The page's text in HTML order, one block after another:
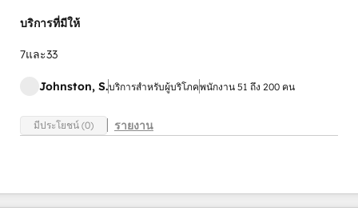
บริการที่มีให้
7และ33
Johnston, S.บริการสำหรับผู้บริโภคพนักงาน 51 ถึง 200 คน
มีประโยชน์ (0) รายงาน